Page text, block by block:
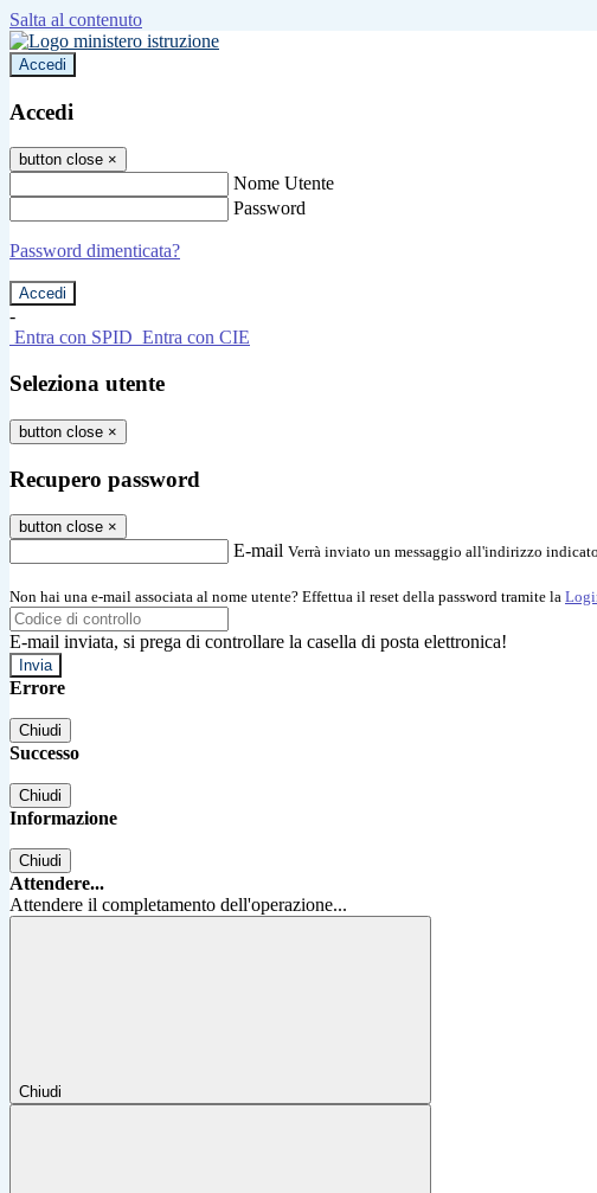
Salta al contenuto
Accedi
Accedi
button close ×
Nome Utente
Password
Password dimenticata?
-
Entra con SPID Entra con CIE
Seleziona utente
button close ×
Recupero password
button close ×
E-mail Verrà inviato un messaggio all'indirizzo
Non hai una e-mail associata al nome utente? Effettua il reset della password tramite la
E-mail inviata, si prega di controllare la casella di posta elettronica!
Errore
Chiudi
Successo
Chiudi
Informazione
Chiudi
Attendere...
Attendere il completamento dell'operazione...
Chiudi